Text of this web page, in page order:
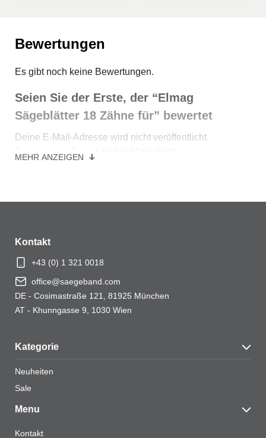
Bewertungen
Es gibt noch keine Bewertungen.
Seien Sie der Erste, der “Elmag
Sägeblätter 18 Zähne für” bewertet
Deine E-Mail-Adresse wird nicht veröffentlicht.
Erforderliche Felder sind mit
Name*
E-Mail*
Browser für meinen nächsten Kommentar speichern.
MEHR ANZEIGEN
Kontakt
+43 (0) 1 321 0018
office@saegeband.com
DE - Cosimastraße 121, 81925 München
AT - Khunngasse 9, 1030 Wien
Kategorie
Neuheiten
Sale
Menu
Kontakt